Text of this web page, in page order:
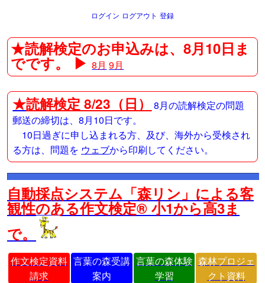
ログイン ログアウト 登録
★読解検定のお申込みは、8月10日ま
でです。 ▶8月 9月
★読解検定 8/23（日）
8月の読解検定の問題
郵送の締切は、8月10日です。
10日過ぎに申し込まれる方、及び、海外から受検され
る方は、問題を ウェブから印刷してください。
自動採点システム「森リン」による客
観性のある作文検定® 小1から高3ま
で。
作文検定資料
請求
言葉の森受講
案内
言葉の森体験
学習
森林プロジェ
クト資料